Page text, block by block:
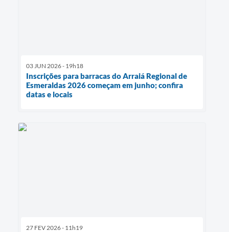
03 JUN 2026 - 19h18
Inscrições para barracas do Arraiá Regional de
Esmeraldas 2026 começam em junho; confira
datas e locais
27 FEV 2026 - 11h19